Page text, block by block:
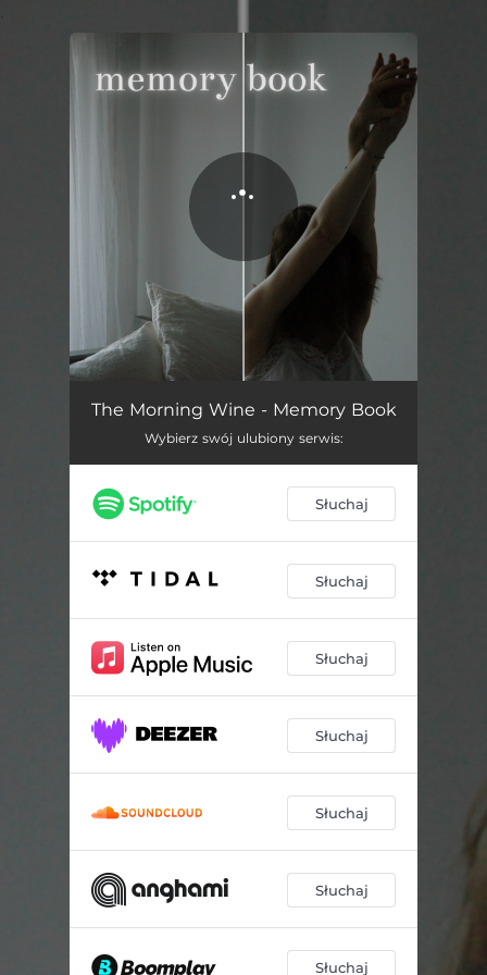
You're all set!
Memory Book 03:56
The Morning Wine - Memory Book
Wybierz swój ulubiony serwis:
Słuchaj
Słuchaj
Słuchaj
Słuchaj
Słuchaj
Słuchaj
Słuchaj